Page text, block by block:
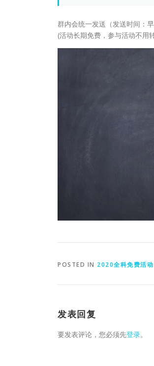
群内会统一发送（发送时间：
(活动长期免费，参与活动不用
POSTED IN 2020全科免费活动
发表回复
要发表评论，您必须先登录。